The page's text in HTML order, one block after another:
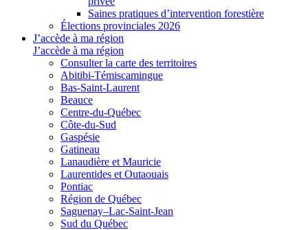
Saines pratiques d’intervention forestière
Élections provinciales 2026
J’accède à ma région
J’accède à ma région
Consulter la carte des territoires
Abitibi-Témiscamingue
Bas-Saint-Laurent
Beauce
Centre-du-Québec
Côte-du-Sud
Gaspésie
Gatineau
Lanaudière et Mauricie
Laurentides et Outaouais
Pontiac
Région de Québec
Saguenay–Lac-Saint-Jean
Sud du Québec